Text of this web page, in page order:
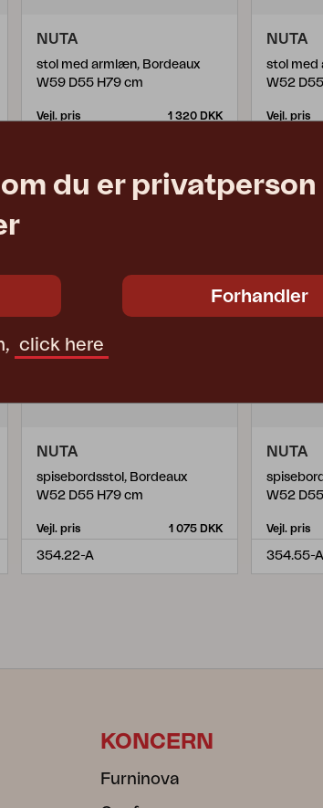
NUTA
stol med armlæn, Bordeaux
W59 D55 H79 cm
Vejl. pris 1 320 DKK
NUTA
stol med
W52
Vejl. pris
NUTA
spisebordsstol, Bordeaux
W52 D55 H79 cm
Vejl. pris 1 075 DKK
354.22-A
NUTA
W52
Vejl. pris
354.55-A
du er privatperson
Forhandler
click here
KONCERN
Furninova